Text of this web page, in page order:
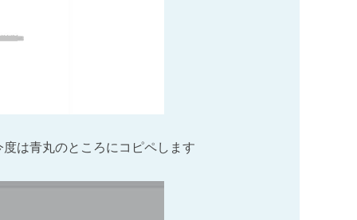
は青丸のところにコピペします